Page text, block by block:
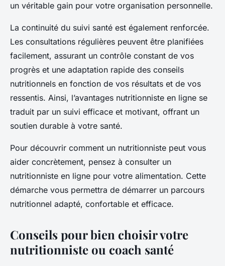
un véritable gain pour votre organisation personnelle.
La continuité du suivi santé est également renforcée.
Les consultations régulières peuvent être planifiées
facilement, assurant un contrôle constant de vos
progrès et une adaptation rapide des conseils
nutritionnels en fonction de vos résultats et de vos
ressentis. Ainsi, l’avantages nutritionniste en ligne se
traduit par un suivi efficace et motivant, offrant un
soutien durable à votre santé.
Pour découvrir comment un nutritionniste peut vous
aider concrètement, pensez à consulter un
nutritionniste en ligne pour votre alimentation. Cette
démarche vous permettra de démarrer un parcours
nutritionnel adapté, confortable et efficace.
Conseils pour bien choisir votre
nutritionniste ou coach santé